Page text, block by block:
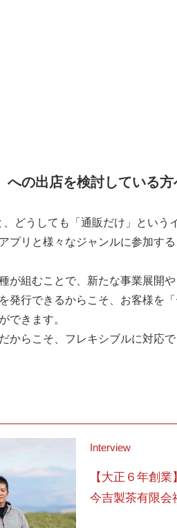
への出店を検討している方
どうしても「通販だけ」という
プリと様々なジャンルに参加す
が組むことで、新たな事業展開
発行できるからこそ、お客様を
できます。
からこそ、フレキシブルに対応
Interview
【大正６年創
今吉製茶有限会